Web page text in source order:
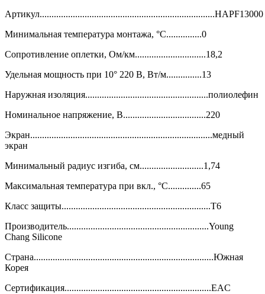
Артикул..........................................................................HAPF13000
Минимальная температура монтажа, °C...............0
Сопротивление оплетки, Ом/км..............................18,2
Удельная мощность при 10° 220 В, Вт/м...............13
Наружная изоляция....................................................полиолефин
Номинальное напряжение, В...................................220
Экран.............................................................................медный
экран
Минимальный радиус изгиба, см...........................1,74
Максимальная температура при вкл., °C..............65
Класс защиты...............................................................T6
Производитель............................................................Young
Chang Silicone
Страна............................................................................Южная
Корея
Сертификация..............................................................EAC